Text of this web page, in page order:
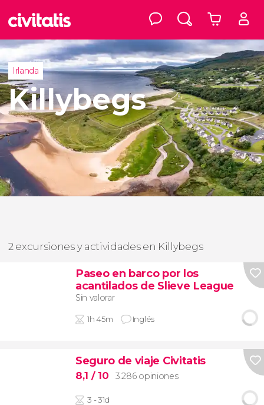
Irlanda
Killybegs
2 excursiones y actividades en Killybegs
Paseo en barco por los
acantilados de Slieve League
Sin valorar
1h 45m Inglés
Seguro de viaje Civitatis
8,1 / 10 3.286 opiniones
3 - 31d